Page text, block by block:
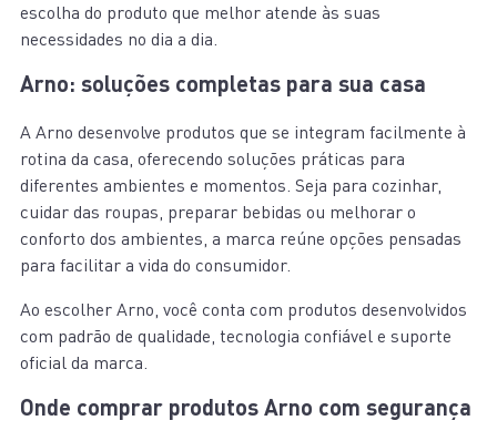
escolha do produto que melhor atende às suas
necessidades no dia a dia.
Arno: soluções completas para sua casa
A Arno desenvolve produtos que se integram facilmente à
rotina da casa, oferecendo soluções práticas para
diferentes ambientes e momentos. Seja para cozinhar,
cuidar das roupas, preparar bebidas ou melhorar o
conforto dos ambientes, a marca reúne opções pensadas
para facilitar a vida do consumidor.
Ao escolher Arno, você conta com produtos desenvolvidos
com padrão de qualidade, tecnologia confiável e suporte
oficial da marca.
Onde comprar produtos Arno com segurança